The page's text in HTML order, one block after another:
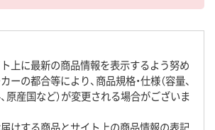
上に最新の商品情報を表示するよう努め
ーの都合等により、商品規格・仕様（容量、
原産国など）が変更される場合がございま
けする商品とサイト上の商品情報の表記